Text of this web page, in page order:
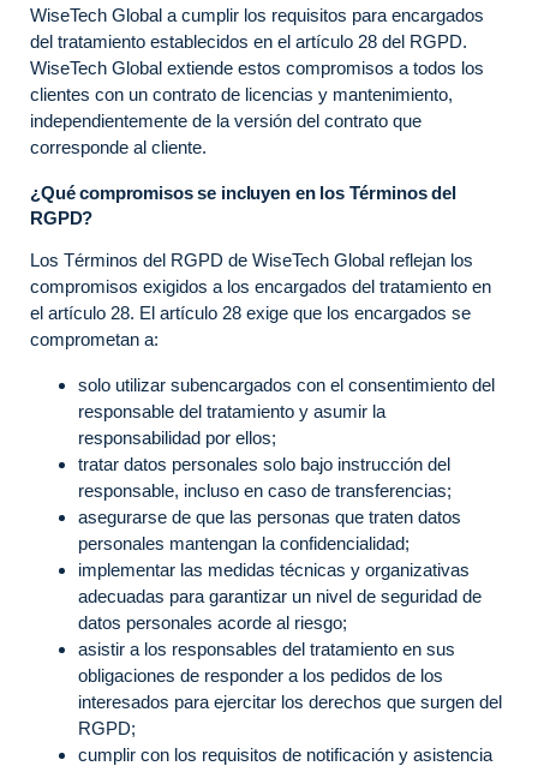
WiseTech Global a cumplir los requisitos para encargados
del tratamiento establecidos en el artículo 28 del RGPD.
WiseTech Global extiende estos compromisos a todos los
clientes con un contrato de licencias y mantenimiento,
independientemente de la versión del contrato que
corresponde al cliente.
¿Qué compromisos se incluyen en los Términos del
RGPD?
Los Términos del RGPD de WiseTech Global reflejan los
compromisos exigidos a los encargados del tratamiento en
el artículo 28. El artículo 28 exige que los encargados se
comprometan a:
solo utilizar subencargados con el consentimiento del
responsable del tratamiento y asumir la
responsabilidad por ellos;
tratar datos personales solo bajo instrucción del
responsable, incluso en caso de transferencias;
asegurarse de que las personas que traten datos
personales mantengan la confidencialidad;
implementar las medidas técnicas y organizativas
adecuadas para garantizar un nivel de seguridad de
datos personales acorde al riesgo;
asistir a los responsables del tratamiento en sus
obligaciones de responder a los pedidos de los
interesados para ejercitar los derechos que surgen del
RGPD;
cumplir con los requisitos de notificación y asistencia